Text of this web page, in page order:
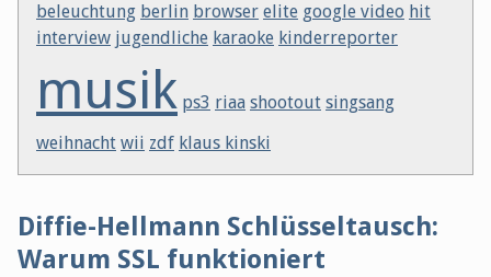
beleuchtung berlin browser elite google video hit
interview jugendliche karaoke kinderreporter
musik ps3 riaa shootout singsang
weihnacht wii zdf klaus kinski
Diffie-Hellmann Schlüsseltausch:
Warum SSL funktioniert